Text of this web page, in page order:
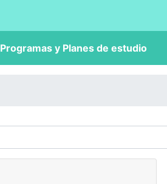
Programas y Planes de estudio